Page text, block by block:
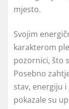
mjesto.
Svojim
karakterom
pozornici, što
Posebno
stav, energiju
pokazale su